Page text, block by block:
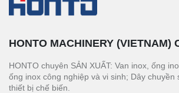
HONTO MACHINERY (VIETNAM)
HONTO chuyên SẢN XUẤT: Van inox, ống
ống inox công nghiệp và vi sinh; Dây chuyền
thiết bị chế biến.